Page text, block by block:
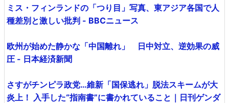
ミス・フィンランドの「つり目」写真、東アジア各国で人
種差別と激しい批判 - BBCニュース
欧州が始めた静かな「中国離れ」 日中対立、逆効果の威
圧 - 日本経済新聞
さすがチンピラ政党…維新「国保逃れ」脱法スキームが大
炎上！ 入手した“指南書”に書かれていること｜日刊ゲンダ